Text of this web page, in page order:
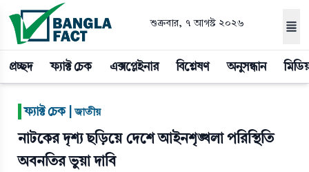
শুক্রবার, ৭ আগস্ট ২০২৬
প্রচ্ছদ ফ্যাক্ট চেক এক্সপ্লেইনার বিশ্লেষণ অনুসন্ধান
ফ্যাক্ট চেক |জাতীয়
নাটকের দৃশ্য ছড়িয়ে দেশে আইনশৃঙ্খলা পরিস্থিতি
অবনতির ভুয়া দাবি